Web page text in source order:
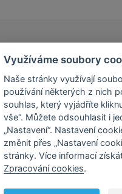
kvalita
srovnatelná s
náplněmi
Využíváme soubory
Naše stránky využívají
používání některých z nich
souhlas, který vyjádříte
vše“. Můžete odsouhlasit i
„Nastavení“. Nastavení
změnit přes „Nastavení
stránky. Více informací
Zpracování cookies.